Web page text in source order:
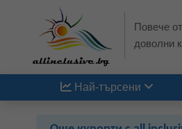
Повече
доволни
Най-търсени